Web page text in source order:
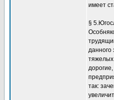
имеет
§
данного
тяжелых
так: